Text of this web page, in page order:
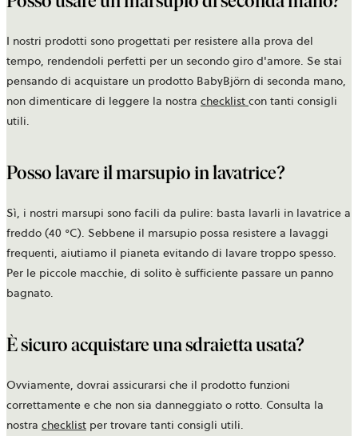
I nostri prodotti sono progettati per resistere alla prova del
tempo, rendendoli perfetti per un secondo giro d'amore. Se stai
pensando di acquistare un prodotto BabyBjörn di seconda mano,
non dimenticare di leggere la nostra checklist con tanti consigli
utili.
Posso lavare il marsupio in lavatrice?
Sì, i nostri marsupi sono facili da pulire: basta lavarli in lavatrice a
freddo (40 °C). Sebbene il marsupio possa resistere a lavaggi
frequenti, aiutiamo il pianeta evitando di lavare troppo spesso.
Per le piccole macchie, di solito è sufficiente passare un panno
bagnato.
È sicuro acquistare una sdraietta usata?
Ovviamente, dovrai assicurarsi che il prodotto funzioni
correttamente e che non sia danneggiato o rotto. Consulta la
nostra checklist per trovare tanti consigli utili.